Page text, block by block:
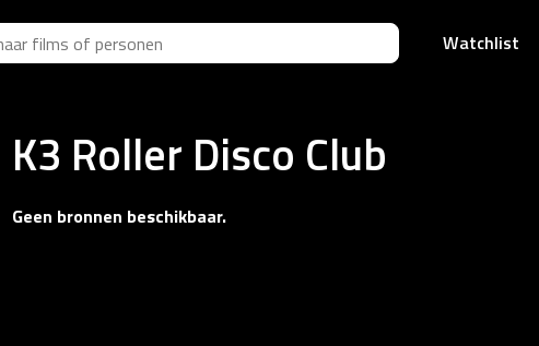
Watchlist
K3 Roller Disco Club
Geen bronnen beschikbaar.